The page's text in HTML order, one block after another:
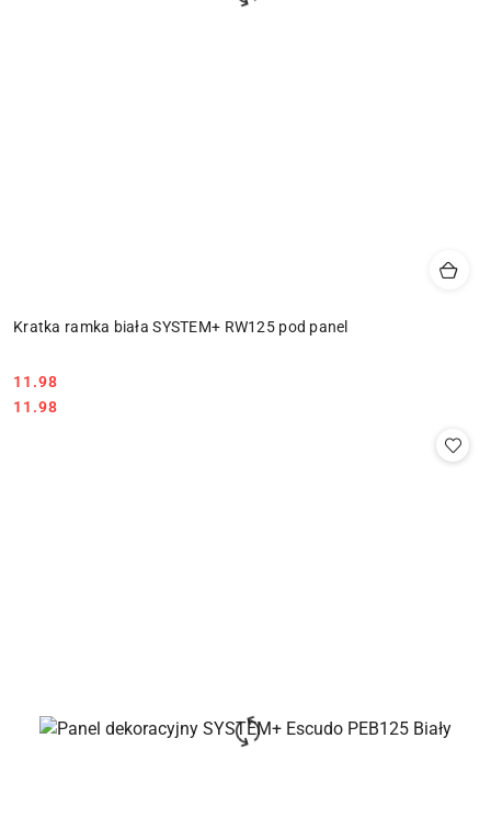
Kratka ramka biała SYSTEM+ RW125 pod panel
Cena:
11.98
Cena:
11.98